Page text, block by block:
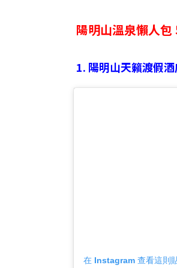
陽明山溫泉懶人
1. 陽明山天籟渡假
在 Instagram 查看這則